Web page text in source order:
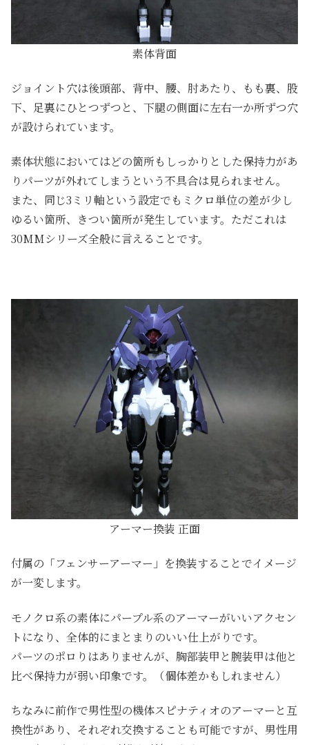
素体背面
ジョイント穴は後頭部、背中、腰、肘あたり、もも裏、股
下、足裏にひとつずつと、下腿の側面に左右一か所ずつ穴
が設けられています。
素体状態においてはどの箇所もしっかりとした保持力があ
りパーツが外れてしまうという不具合は見られません。
また、同じ3ミリ軸という設定でもミクロ単位の差が少し
ゆるい箇所、きつい箇所が発生しています。ただこれは
30MMシリーズ全般に言えることです。
アーマー換装 正面
付属の「フェンサーアーマー」を換装することでイメージ
が一変します。
モノクロ系の素体にパープル系のアーマーがいいアクセン
トになり、全体的にまとまりのいい仕上がりです。
パーツのポロりはありませんが、胸部装甲と腕装甲は他と
比べ保持力が弱い印象です。（個体差かもしれません）
ちなみに前作で男性型の機体スピナティオのアーマーと互
換性があり、それぞれ交換することも可能ですが、男性用